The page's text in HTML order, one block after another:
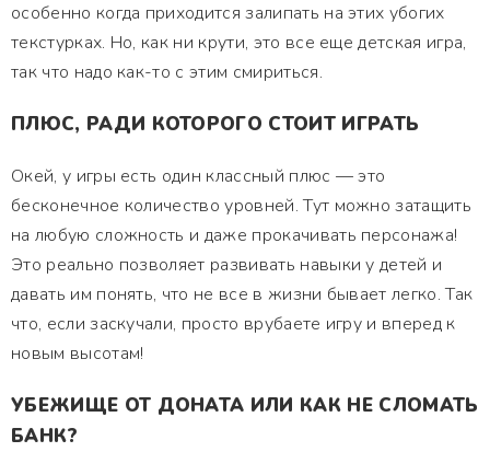
особенно когда приходится залипать на этих убогих
текстурках. Но, как ни крути, это все еще детская игра,
так что надо как-то с этим смириться.
ПЛЮС, РАДИ КОТОРОГО СТОИТ ИГРАТЬ
Окей, у игры есть один классный плюс — это
бесконечное количество уровней. Тут можно затащить
на любую сложность и даже прокачивать персонажа!
Это реально позволяет развивать навыки у детей и
давать им понять, что не все в жизни бывает легко. Так
что, если заскучали, просто врубаете игру и вперед к
новым высотам!
УБЕЖИЩЕ ОТ ДОНАТА ИЛИ КАК НЕ СЛОМАТЬ
БАНК?